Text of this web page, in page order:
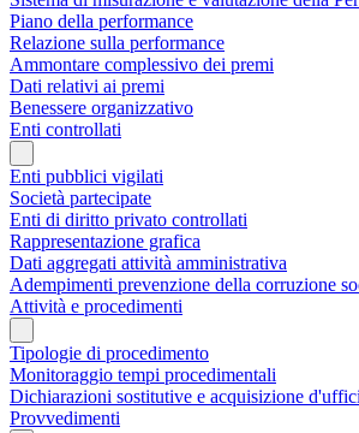
Piano della performance
Relazione sulla performance
Ammontare complessivo dei premi
Dati relativi ai premi
Benessere organizzativo
Enti controllati
Enti pubblici vigilati
Società partecipate
Enti di diritto privato controllati
Rappresentazione grafica
Dati aggregati attività amministrativa
Adempimenti prevenzione della corruzione
Attività e procedimenti
Tipologie di procedimento
Monitoraggio tempi procedimentali
Dichiarazioni sostitutive e acquisizione
Provvedimenti